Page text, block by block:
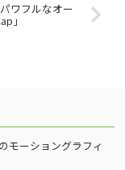
ワフルなオー
」
モーショングラフィ